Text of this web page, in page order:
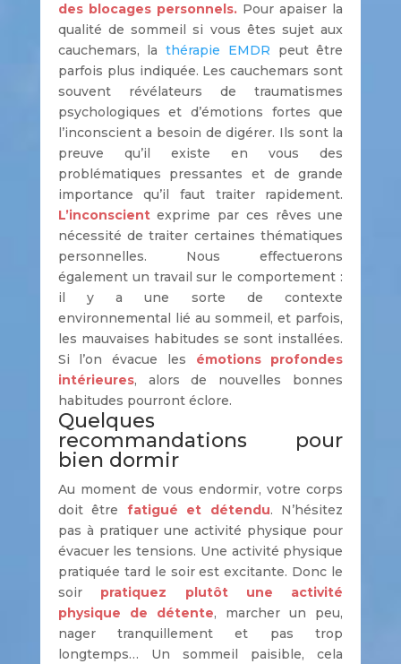
des blocages personnels.Pour apaiser la
qualité de sommeil si vous êtes sujet aux
cauchemars, lathérapie EMDR peut être
parfois plus indiquée. Les cauchemars sont
souvent révélateurs de traumatismes
psychologiques et d’émotions fortes que
l’inconscient a besoin de digérer. Ils sont la
preuve qu’il existe en vous des
problématiques pressantes et de grande
importance qu’il faut traiter rapidement.
L’inconscientexprime par ces rêves une
nécessité de traiter certaines thématiques
personnelles. Nous effectuerons
également un travail sur le comportement :
il y a une sorte de contexte
environnemental lié au sommeil, et parfois,
les mauvaises habitudes se sont installées.
Si l’on évacue les émotions profondes
intérieures, alors de nouvelles bonnes
habitudes pourront éclore.
Quelques
recommandations pour
bien dormir
Au moment de vous endormir, votre corps
doit être fatigué et détendu. N’hésitez
pas à pratiquer une activité physique pour
évacuer les tensions. Une activité physique
pratiquée tard le soir est excitante. Donc le
soir pratiquez plutôt une activité
physique de détente, marcher un peu,
nager tranquillement et pas trop
longtemps… Un sommeil paisible, cela